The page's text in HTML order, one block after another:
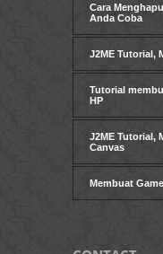
Cara
Anda Coba
J2ME Tutorial,
Tutorial
HP
J2ME Tutorial,
Canvas
Membuat